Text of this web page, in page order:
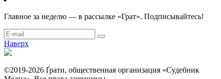
Главное за неделю — в рассылке «Грат». Подписывайтесь!
Наверх
©2019-2026 Ґрати, общественная организация «Судебник